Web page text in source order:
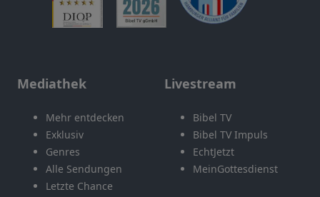
Mediathek
Mehr entdecken
Exklusiv
Genres
Alle Sendungen
Letzte Chance
Livestream
Bibel TV
Bibel TV Impuls
EchtJetzt
MeinGottesdienst